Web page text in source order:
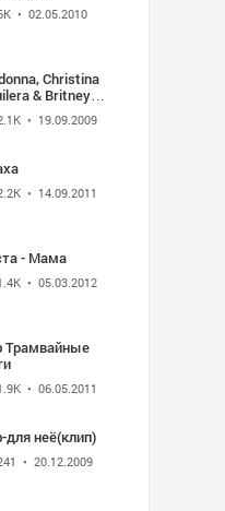
• 02.05.2010
Christina
& Britney
- MTV 2003
• 19.09.2009
• 14.09.2011
- Мама
• 05.03.2012
Трамвайные
• 06.05.2011
для неё(клип)
• 20.12.2009